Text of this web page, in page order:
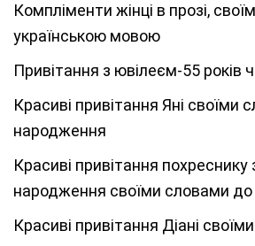
Компліменти жінці в прозі,
українською мовою
Привітання з ювілеєм-55 років
Красиві привітання Яні своїми
народження
Красиві привітання
народження своїми словами до
Красиві привітання Діані